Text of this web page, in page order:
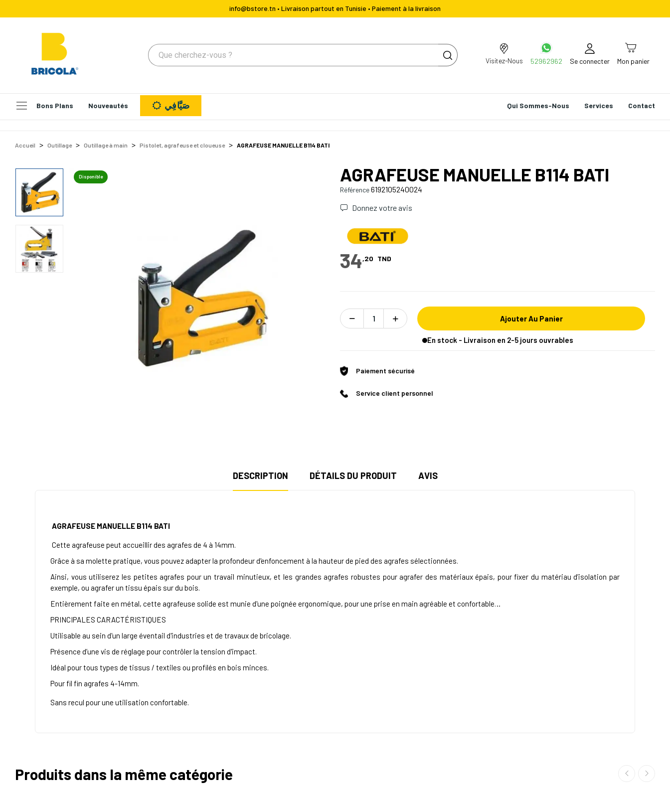
info@bstore.tn • Livraison partout en Tunisie • Paiement à la livraison
Visitez-Nous 52962962 Se connecter Mon panier
Bons Plans Nouveautés Qui Sommes-Nous Services Contact صَيَّافِي
Accueil Outillage Outillage à main Pistolet, agrafeuse et cloueuse AGRAFEUSE MANUELLE B114 BATI
Disponible AGRAFEUSE MANUELLE B114 BATI
Référence6192105240024
Donnez votre avis
34,20 TND
Ajouter Au Panier
En stock - Livraison en 2-5 jours ouvrables
Paiement sécurisé
Service client personnel
DESCRIPTION DÉTAILS DU PRODUIT AVIS
AGRAFEUSE MANUELLE B114 BATI
Cette agrafeuse peut accueillir des agrafes de 4 à 14mm.
Grâce à sa molette pratique, vous pouvez adapter la profondeur d'enfoncement à la hauteur de pied des agrafes sélectionnées.
Ainsi, vous utiliserez les petites agrafes pour un travail minutieux, et les grandes agrafes robustes pour agrafer des matériaux épais, pour fixer du matériau d’isolation par
exemple, ou agrafer un tissu épais sur du bois.
Entièrement faite en métal, cette agrafeuse solide est munie d'une poignée ergonomique, pour une prise en main agréable et confortable…
PRINCIPALES CARACTÉRISTIQUES
Utilisable au sein d'un large éventail d'industries et de travaux de bricolage.
Présence d’une vis de réglage pour contrôler la tension d'impact.
Idéal pour tous types de tissus / textiles ou profilés en bois minces.
Pour fil fin agrafes 4-14mm.
Sans recul pour une utilisation confortable.
Produits dans la même catégorie